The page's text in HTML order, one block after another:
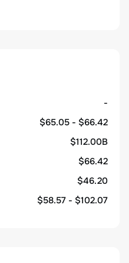
-
$65.05 - $66.42
$112.00B
$66.42
$46.20
$58.57 - $102.07